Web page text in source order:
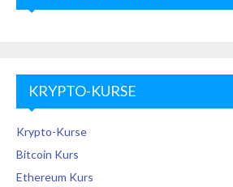
KRYPTO-KURSE
Krypto-Kurse
Bitcoin Kurs
Ethereum Kurs